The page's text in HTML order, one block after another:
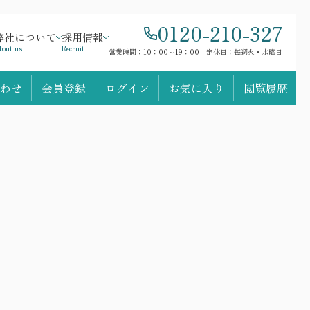
社について
us
採用情報
Recruit
0120-210-327
営業時間：10：00～19：00 定休日：毎週火・水曜日
せ 会員登録 ログイン お気に入り 閲覧履歴